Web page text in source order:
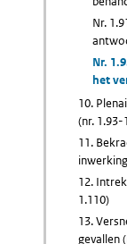
Nr.
Nr.
het
10.
(nr. 1.93-
11.
12.
1.110)
13.
gevallen